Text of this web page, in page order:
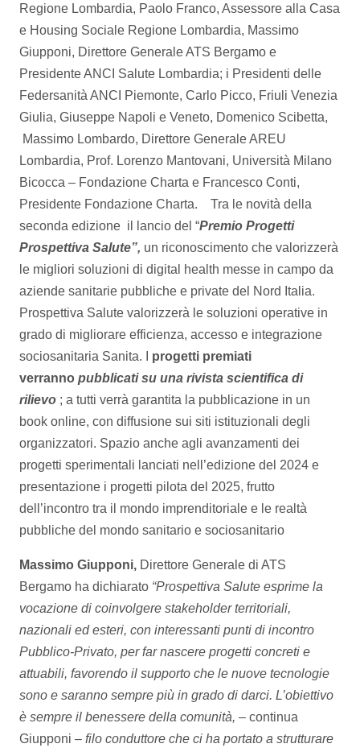
Regione Lombardia, Paolo Franco, Assessore alla Casa
e Housing Sociale Regione Lombardia, Massimo
Giupponi, Direttore Generale ATS Bergamo e
Presidente ANCI Salute Lombardia; i Presidenti delle
Federsanità ANCI Piemonte, Carlo Picco, Friuli Venezia
Giulia, Giuseppe Napoli e Veneto, Domenico Scibetta,
Massimo Lombardo, Direttore Generale AREU
Lombardia, Prof. Lorenzo Mantovani, Università Milano
Bicocca – Fondazione Charta e Francesco Conti,
Presidente Fondazione Charta. Tra le novità della
seconda edizione il lancio del “Premio Progetti
Prospettiva Salute”, un riconoscimento che valorizzerà
le migliori soluzioni di digital health messe in campo da
aziende sanitarie pubbliche e private del Nord Italia.
Prospettiva Salute valorizzerà le soluzioni operative in
grado di migliorare efficienza, accesso e integrazione
sociosanitaria Sanita. I progetti premiati
verranno pubblicati su una rivista scientifica di
rilievo ; a tutti verrà garantita la pubblicazione in un
book online, con diffusione sui siti istituzionali degli
organizzatori. Spazio anche agli avanzamenti dei
progetti sperimentali lanciati nell’edizione del 2024 e
presentazione i progetti pilota del 2025, frutto
dell’incontro tra il mondo imprenditoriale e le realtà
pubbliche del mondo sanitario e sociosanitario
Massimo Giupponi, Direttore Generale di ATS
Bergamo ha dichiarato “Prospettiva Salute esprime la
vocazione di coinvolgere stakeholder territoriali,
nazionali ed esteri, con interessanti punti di incontro
Pubblico-Privato, per far nascere progetti concreti e
attuabili, favorendo il supporto che le nuove tecnologie
sono e saranno sempre più in grado di darci. L’obiettivo
è sempre il benessere della comunità, – continua
Giupponi – filo conduttore che ci ha portato a strutturare